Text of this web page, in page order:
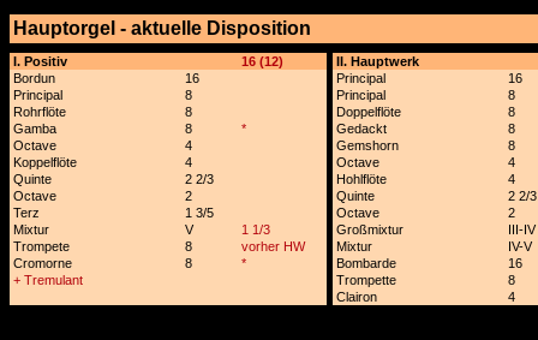
Hauptorgel - aktuelle Disposition
I. Positiv 16 (12)
II. Hauptwerk
Bordun
16 Principal
16
Principal
8 Principal
8
Rohrflöte
8 Doppelflöte
8
Gamba
8 * Gedackt
8
Octave
4 Gemshorn
8
Koppelflöte
4 Octave
4
Quinte
2 2/3 Hohlflöte
4
Octave
2 Quinte
2 2/3
Terz
1 3/5 Octave
2
Mixtur
V 1 1/3 Großmixtur
III-IV
Trompete
8 vorher HW Mixtur
IV-V
Cromorne
8 * Bombarde
16
+ Tremulant
Trompette
8
Clairon
4